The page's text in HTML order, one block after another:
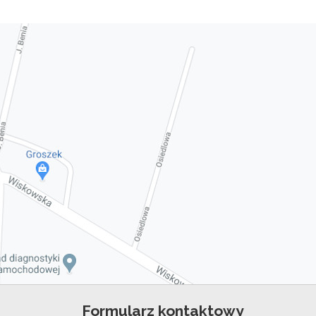
Formularz kontaktowy